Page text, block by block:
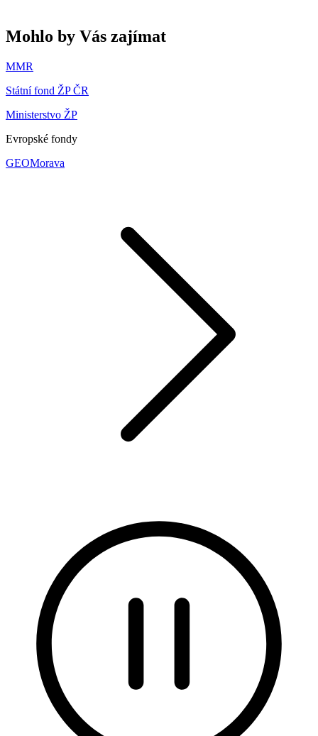
Mohlo by Vás zajímat
MMR
Státní fond ŽP ČR
Ministerstvo ŽP
Evropské fondy
GEOMorava